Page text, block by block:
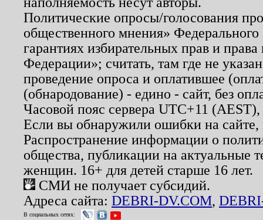
Политические опросы/голосования
общественного мнения»
гарантиях избирательных прав и
Федерации»; считать, там где не
проведение опроса и оплатившее
(обнародование) - едино - сайт, без
Часовой пояс сервера UTC+11
Если вы обнаружили ошибки на
Распространение информации о
общества, публикации на актуальные
женщин. 16+ для детей старше 16 лет.
СМИ не получает субсидий.
Адреса сайта: DEBRI-DV.COM,
В социальных сетях: